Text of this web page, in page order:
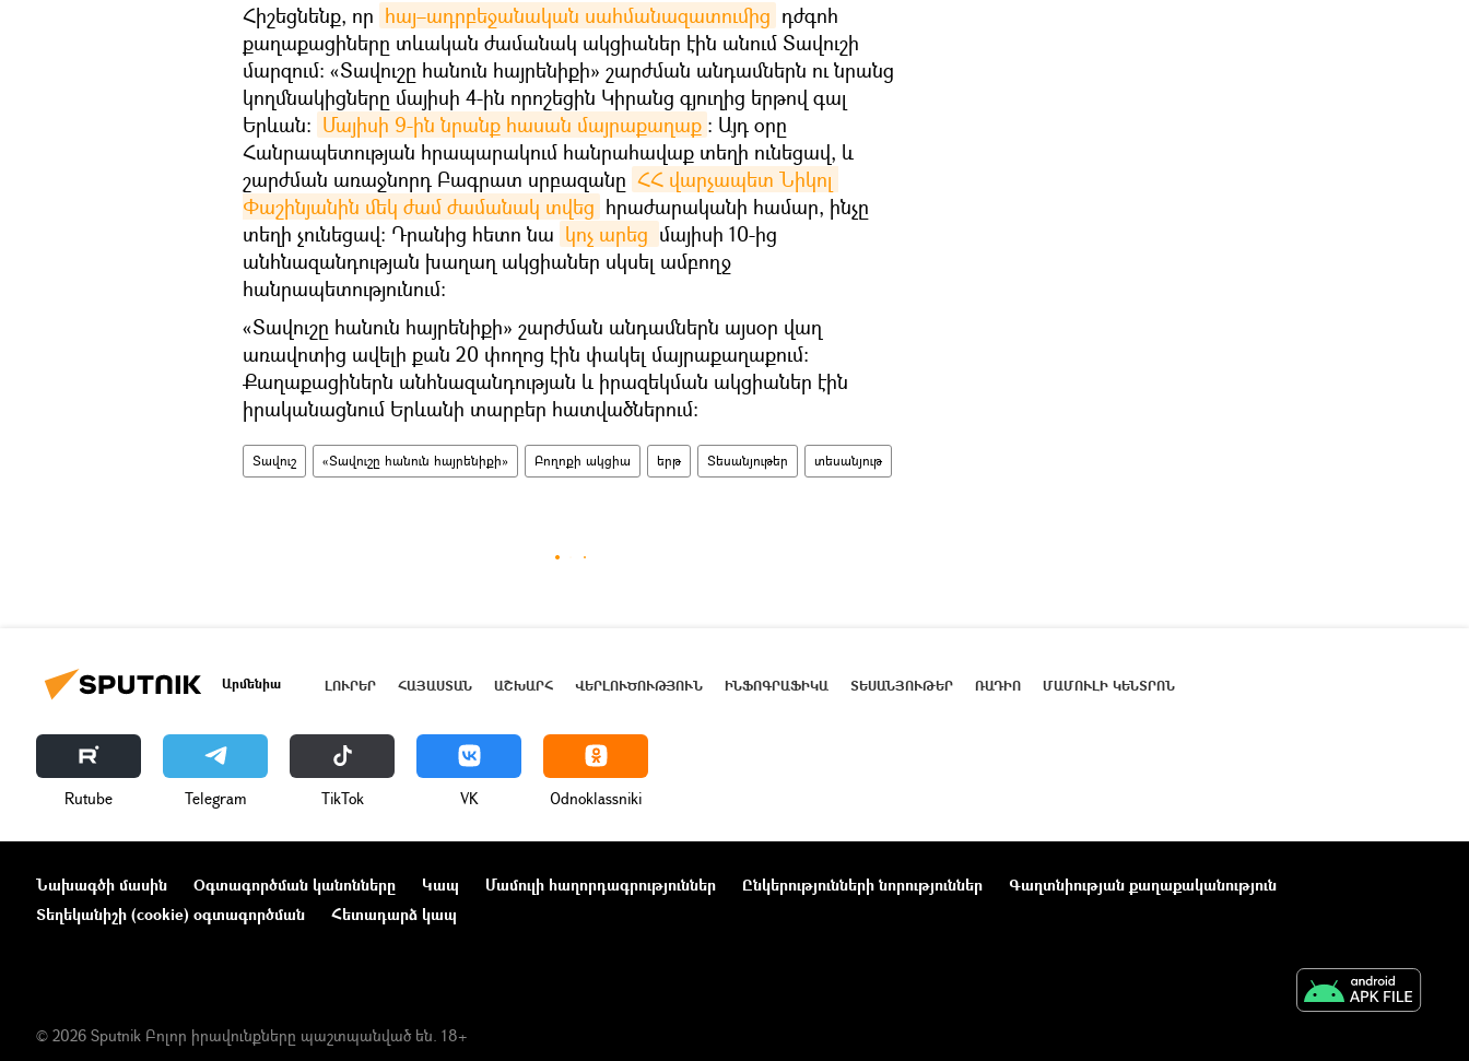
Հիշեցնենք, որ հայ–ադրբեջանական սահմանազատումից դժգոհ
քաղաքացիները տևական ժամանակ ակցիաներ էին անում Տավուշի
մարզում։ «Տավուշը հանուն հայրենիքի» շարժման անդամներն ու նրանց
կողմնակիցները մայիսի 4-ին որոշեցին Կիրանց գյուղից երթով գալ
Երևան։ Մայիսի 9-ին նրանք հասան մայրաքաղաք ։ Այդ օրը
Հանրապետության հրապարակում հանրահավաք տեղի ունեցավ, և
շարժման առաջնորդ Բագրատ սրբազանը ՀՀ վարչապետ Նիկոլ
Փաշինյանին մեկ ժամ ժամանակ տվեց հրաժարականի համար, ինչը
տեղի չունեցավ։ Դրանից հետո նա կոչ արեց մայիսի 10-ից
անհնազանդության խաղաղ ակցիաներ սկսել ամբողջ
հանրապետությունում։
«Տավուշը հանուն հայրենիքի» շարժման անդամներն այսօր վաղ
առավոտից ավելի քան 20 փողոց էին փակել մայրաքաղաքում։
Քաղաքացիներն անհնազանդության և իրազեկման ակցիաներ էին
իրականացնում Երևանի տարբեր հատվածներում։
Տավուշ «Տավուշը հանուն հայրենիքի» Բողոքի ակցիա երթ Տեսանյութեր տեսանյութ
Արմենիա ԼՈՒՐԵՐ ՀԱՅԱՍՏԱՆ ԱՇԽԱՐՀ ՎԵՐԼՈՒԾՈՒԹՅՈՒՆ ԻՆՖՈԳՐԱՖԻԿԱ ՏԵՍԱՆՅՈՒԹԵՐ ՌԱԴԻՈ ՄԱՄՈՒԼԻ ԿԵՆՏՐՈՆ
Rutube Telegram ТikТоk VK Odnoklassniki
Նախագծի մասին Օգտագործման կանոնները Կապ Մամուլի հաղորդագրություններ Ընկերությունների նորություններ
Գաղտնիության քաղաքականություն
Տեղեկանիշի (cookie) օգտագործման
Հետադարձ կապ
© 2026 Sputnik Բոլոր իրավունքները պաշտպանված են. 18+